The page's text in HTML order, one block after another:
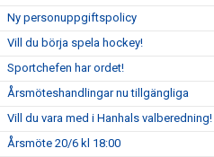
Ny personuppgiftspolicy
Vill du börja spela hockey!
Sportchefen har ordet!
Årsmöteshandlingar nu tillgängliga
Vill du vara med i Hanhals valberedning!
Årsmöte 20/6 kl 18:00